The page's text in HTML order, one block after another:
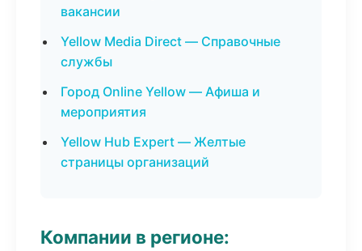
вакансии
Yellow Media Direct — Справочные
службы
Город Online Yellow — Афиша и
мероприятия
Yellow Hub Expert — Желтые
страницы организаций
Компании в регионе: